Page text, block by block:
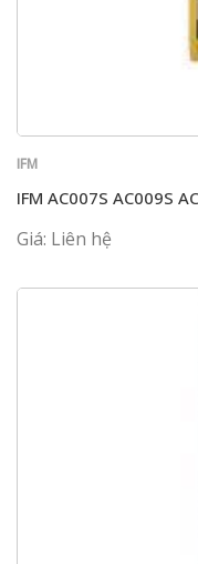
IFM
IFM AC007S AC009S
Giá: Liên hệ